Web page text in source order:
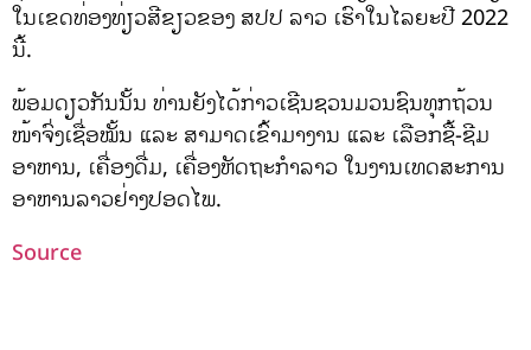
ໃນເຂດທ່ອງທ່ຽວສີຂຽວຂອງ ສປປ ລາວ ເຮົາໃນໄລຍະປີ 2022
ນີ້.
ພ້ອມດຽວກັນນັ້ນ ທ່ານຍັງໄດ້ກ່າວເຊີນຊວນມວນຊົນທຸກຖ້ວນ
ໜ້າຈົ່ງເຊື່ອໝັ້ນ ແລະ ສາມາດເຂົ້າມາງານ ແລະ ເລືອກຊື້-ຊີມ
ອາຫານ, ເຄື່ອງດື່ມ, ເຄື່ອງຫັດຖະກຳລາວ ໃນງານເທດສະການ
ອາຫານລາວຢ່າງປອດໄພ.
Source